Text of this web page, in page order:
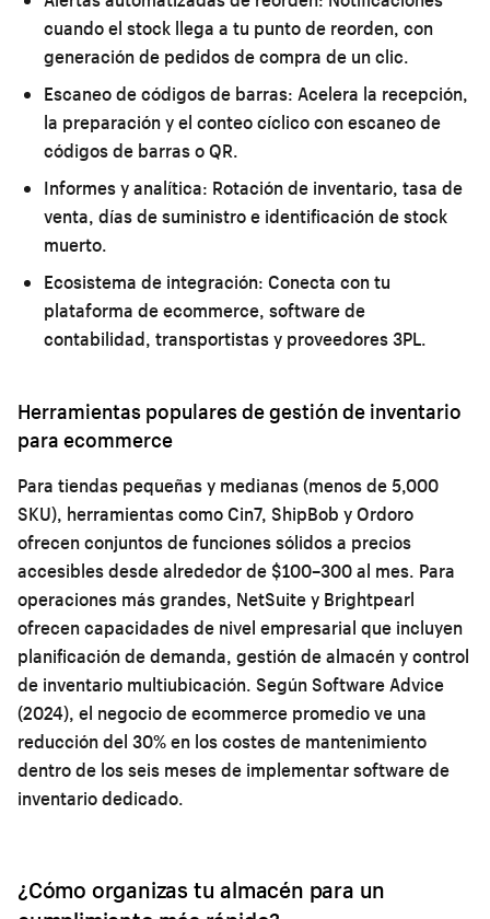
cuando el stock llega a tu punto de reorden, con
generación de pedidos de compra de un clic.
Escaneo de códigos de barras: Acelera la recepción,
la preparación y el conteo cíclico con escaneo de
códigos de barras o QR.
Informes y analítica: Rotación de inventario, tasa de
venta, días de suministro e identificación de stock
muerto.
Ecosistema de integración: Conecta con tu
plataforma de ecommerce, software de
contabilidad, transportistas y proveedores 3PL.
Herramientas populares de gestión de inventario
para ecommerce
Para tiendas pequeñas y medianas (menos de 5,000
SKU), herramientas como Cin7, ShipBob y Ordoro
ofrecen conjuntos de funciones sólidos a precios
accesibles desde alrededor de $100–300 al mes. Para
operaciones más grandes, NetSuite y Brightpearl
ofrecen capacidades de nivel empresarial que incluyen
planificación de demanda, gestión de almacén y control
de inventario multiubicación. Según Software Advice
(2024), el negocio de ecommerce promedio ve una
reducción del 30% en los costes de mantenimiento
dentro de los seis meses de implementar software de
inventario dedicado.
¿Cómo organizas tu almacén para un